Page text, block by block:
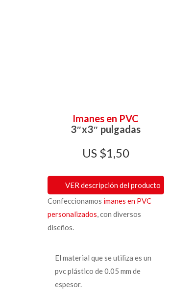
Imanes en PVC
3″x3″ pulgadas
$1,50
VER descripción del producto
Confeccionamos imanes en PVC
personalizados, con diversos
diseños.
El material que se utiliza es un
pvc plástico de 0.05 mm de
espesor.